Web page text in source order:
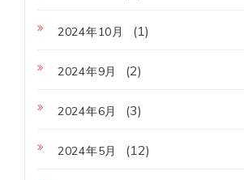
2024年10月 (1)
2024年9月 (2)
2024年6月 (3)
2024年5月 (12)